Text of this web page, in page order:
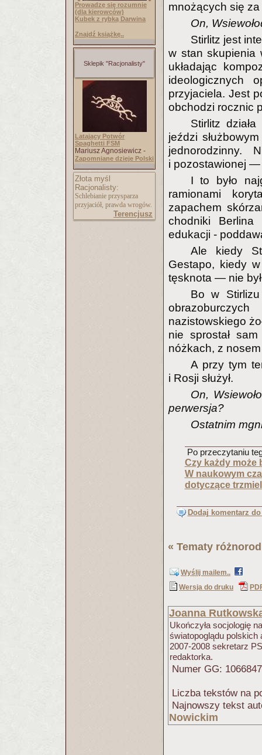
Prowadzę się rozumnie
(dla kierowców)
Kubek z rybką Darwina
Znajdź książkę..
Sklepik "Racjonalisty"
Latający Potwór
Spaghetti FSM
Mariusz Agnosiewicz -
Zapomniane dzieje Polski
Złota myśl
Racjonalisty:
Schlebianie przysparza
przyjaciół, prawda wrogów.
Terencjusz
mnożących się
On,
Stirlitz jest
w stan skupienia
układając
ideologicznych
przyjaciela. Jest
obchodzi rocznic
Stirlitz
jeździ
jednorodzinny.
i pozostawionej
I to było
ramionami
zapachem
chodniki
edukacji -
Ale kiedy
Gestapo, kiedy
tęsknota — nie
Bo w
nazistowskiego
nie sprostał
nóżkach, z
A przy tym
i Rosji służył.
On,
perwersja?
Ostatnim
Po przeczytaniu
Czy każdy może
W naukowym
dotyczące
Dodaj komentarz
« Tematy
Wyślij mailem..
Wersja do druku
Joanna
Ukończyła socjologię
światopoglądu polskich
2007-2008 sekretarz
redaktorka.
Numer GG:
Liczba tekstów na
Najnowszy tekst
Nowickim